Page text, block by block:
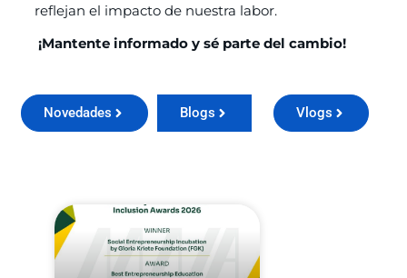
reflejan el impacto de nuestra labor.
¡Mantente informado y sé parte del cambio!
Novedades Blogs Vlogs